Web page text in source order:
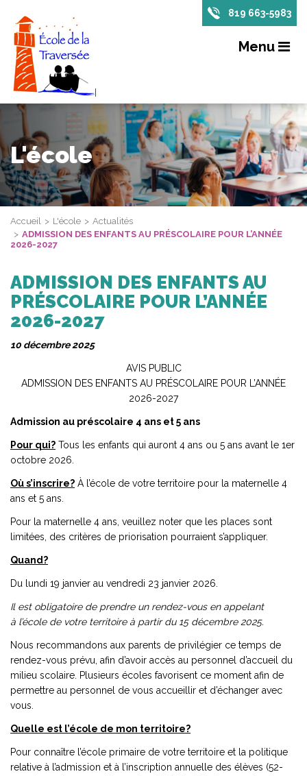
819 663-5983
Menu
L'école
Accueil L'école
Actualités
ADMISSION DES ENFANTS AU PRÉSCOLAIRE POUR L’ANNÉE
2026-2027
ADMISSION DES ENFANTS AU
PRÉSCOLAIRE POUR L’ANNÉE
2026-2027
10 décembre 2025
AVIS PUBLIC
ADMISSION DES ENFANTS AU PRÉSCOLAIRE POUR L’ANNÉE
2026-2027
Admission au préscolaire 4 ans et 5 ans
Pour qui? Tous les enfants qui auront 4 ans ou 5 ans avant le 1er
octobre 2026.
Où s’inscrire? À l’école de votre territoire pour la maternelle 4
ans et 5 ans.
Pour la maternelle 4 ans, veuillez noter que les places sont
limitées, des critères de priorisation pourraient s’appliquer.
Quand?
Du lundi 19 janvier au vendredi 23 janvier 2026.
Il est obligatoire de prendre un rendez-vous en appelant
à l’école de votre territoire à partir du 15 décembre 2025.
Nous recommandons aux parents de privilégier ce temps de
rendez-vous prévu, afin d’avoir accès au personnel d’accueil du
milieu scolaire. Plusieurs écoles favorisent ce moment afin de
permettre au personnel de vous accueillir et d’échanger avec
vous.
Quelle est l’école de mon territoire?
Pour connaître l’école primaire de votre territoire et la politique
relative à l’admission et à l’inscription annuelle des élèves (52-